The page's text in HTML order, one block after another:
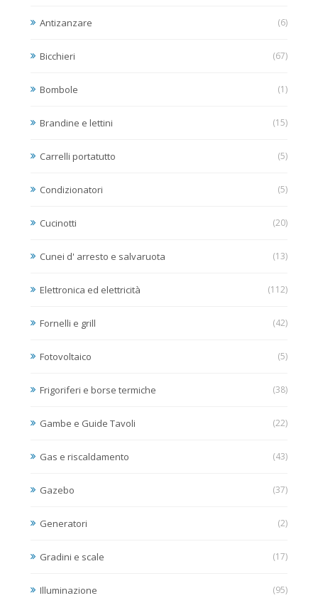
Antizanzare (6)
Bicchieri (67)
Bombole (1)
Brandine e lettini (15)
Carrelli portatutto (5)
Condizionatori (5)
Cucinotti (20)
Cunei d' arresto e salvaruota (13)
Elettronica ed elettricità (112)
Fornelli e grill (42)
Fotovoltaico (5)
Frigoriferi e borse termiche (38)
Gambe e Guide Tavoli (22)
Gas e riscaldamento (43)
Gazebo (37)
Generatori (2)
Gradini e scale (17)
Illuminazione (95)